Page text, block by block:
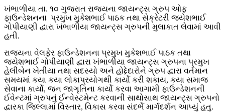
ખંભાળીયા તા. ૧૦ ગુજરાત રાજ્યના જાયન્ટ્સ ગ્રુપ ઓફ
ફાઉન્ડેશનના પ્રમુખ મુકેશભાઈ પાઠક તથા સેક્રેટરી જયેશભાઈ
ગોપીયાણી દ્વારા ખંભાળીયા જાયન્ટ્સ ગ્રુપની મુલાકાત લેવામાં આવી
હતી.
રાજ્યના વેલફેર ફાઉન્ડેશનના પ્રમુખ મુકેશભાઈ પાઠક તથા
જયેશભાઈ ગોપીયાણી દ્વારા ખંભાળીયા જાયન્ટ્સ ગ્રુપના પ્રમુખ
હેલીબેન ખેતીયા તથા સદસ્યો અને હોદ્દેદારોને ગ્રુપ દ્વારા વર્તમાન
સમયમાં કયા કયા લોકાપ્રયોગથી કાર્યો કરી શકાય, કયા સમાજ
સેવાના કાર્યો, જન જાગૃતિના કાર્યો કરવા આગામી ફાઉન્ડેશનની
ઈવેન્ટમાં ગ્રુપનું ઈન્વેસ્ટમેન્ટ કરવાની સાથોસાથ જાયન્ટ્સ ગ્રુપનો
દ્વારકા જિલ્લામાં વિસ્તાર, વિકાસ કરવા સંદર્ભે માર્ગદર્શન આપ્યું હતુ.